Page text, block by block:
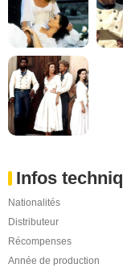
Infos
Nationalités
Distributeur
Récompenses
Année de production